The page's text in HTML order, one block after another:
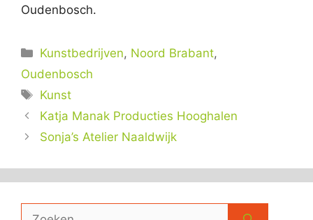
Oudenbosch.
Categorieën
Kunstbedrijven, Noord Brabant,
Oudenbosch
Tags
Kunst
Katja Manak Producties Hooghalen
Sonja’s Atelier Naaldwijk